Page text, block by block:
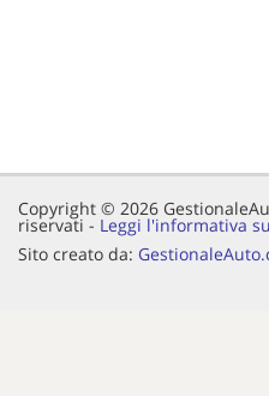
Copyright © 2026
riservati - Leggi l'informativa
Sito creato da: